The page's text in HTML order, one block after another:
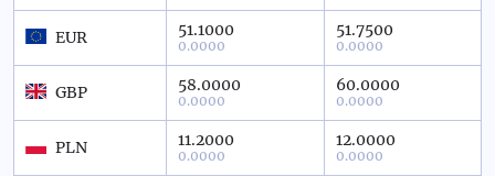
EUR 51.1000
0.0000
51.7500
0.0000
GBP 58.0000
0.0000
60.0000
0.0000
PLN 11.2000
0.0000
12.0000
0.0000